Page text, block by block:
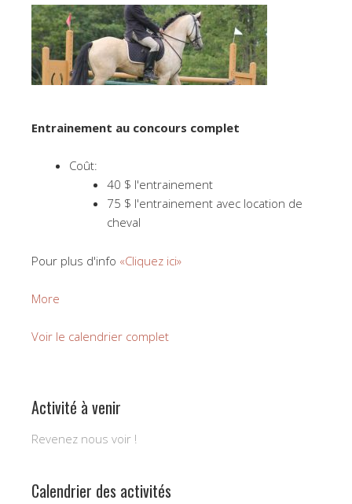
au
concours
complet
Entrainement au concours complet
Coût:
40 $ l'entrainement
75 $ l'entrainement avec location de
cheval
Pour plus d'info «Cliquez ici»
More
Initiation
Voir le calendrier complet
Activité à venir
Revenez nous voir !
Calendrier des activités